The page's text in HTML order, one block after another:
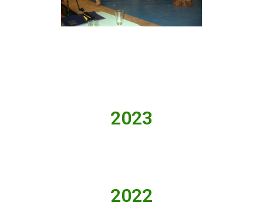
2023
2022